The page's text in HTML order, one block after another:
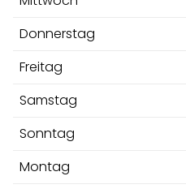
Donnerstag
Freitag
Samstag
Sonntag
Montag